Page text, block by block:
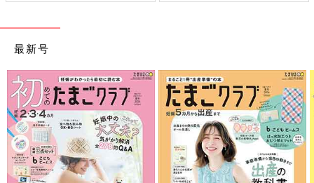
美味しいと評判の商品がたくさんあります。イ
ンスタグラムの投稿より、人気のプレミアムゴ
ールドの商品をご紹介します。プチ贅沢してみ
てはいかがでしょうか？
セブンイレブンで今話題のスイーツをご紹介しました。今の時期
だけしか食べられないものもあるので、気になったスイーツがあ
れば、ぜひお試ししてみてくださいね。
(文：まり)
最新号